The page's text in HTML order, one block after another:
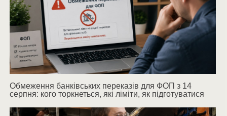
Обмеження банківських переказів для ФОП з 14
серпня: кого торкнеться, які ліміти, як підготуватися